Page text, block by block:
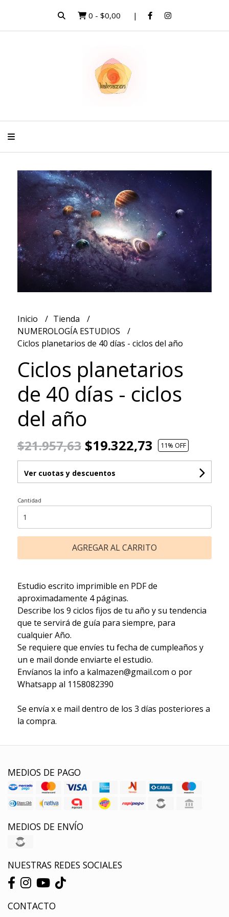
0 - $0,00
Inicio
Tienda
NUMEROLOGÍA ESTUDIOS
Ciclos planetarios de 40 días - ciclos del año
Ciclos planetarios
de 40 días - ciclos
del año
$21.957,63$19.322,73 11% OFF
Ver cuotas y descuentos
Cantidad
AGREGAR AL CARRITO
Estudio escrito imprimible en PDF de
aproximadamente 4 páginas.
Describe los 9 ciclos fijos de tu año y su tendencia
que te servirá de guía para siempre, para
cualquier Año.
Se requiere que envíes tu fecha de cumpleaños y
un e mail donde enviarte el estudio.
Envíanos la info a kalmazen@gmail.com o por
Whatsapp al 1158082390
Se envía x e mail dentro de los 3 días posteriores a
la compra.
MEDIOS DE PAGO
MEDIOS DE ENVÍO
NUESTRAS REDES SOCIALES
CONTACTO